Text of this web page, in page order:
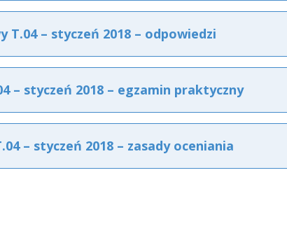
T.04 – styczeń 2018 – odpowiedzi
– styczeń 2018 – egzamin praktyczny
– styczeń 2018 – zasady oceniania